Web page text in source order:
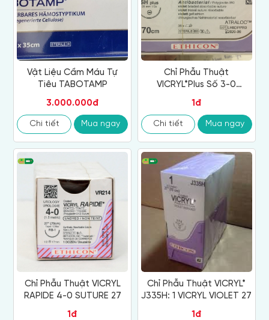
Vật Liệu Cầm Máu Tự
Tiêu TABOTAMP
3.000.000đ
Chi tiết Mua ngay
Chỉ Phẫu Thuật
VICRYL*Plus Số 3-0
1đ
Chi tiết Mua ngay
Chỉ Phẫu Thuật VICRYL
RAPIDE 4-0 SUTURE 27
1đ
Chỉ Phẫu Thuật VICRYL*
J335H: 1 VICRYL VIOLET 27
1đ